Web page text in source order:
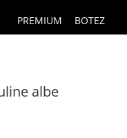
PREMIUM BOTEZ
albe